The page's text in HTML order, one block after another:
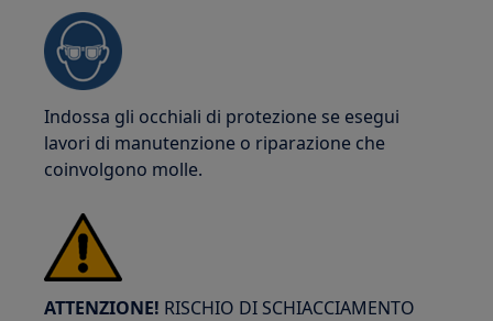
Indossa gli occhiali di protezione se esegui
lavori di manutenzione o riparazione che
coinvolgono molle.
ATTENZIONE! RISCHIO DI SCHIACCIAMENTO